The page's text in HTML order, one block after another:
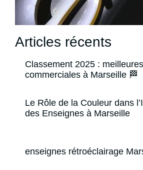
Articles récents
Classement 2025 :
commerciales à Marseille 🏁
Le Rôle de la Couleur dans
des Enseignes à Marseille
enseignes rétroéclairage